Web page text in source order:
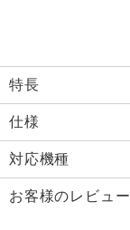
特長
仕様
対応機種
お客様のレビュー